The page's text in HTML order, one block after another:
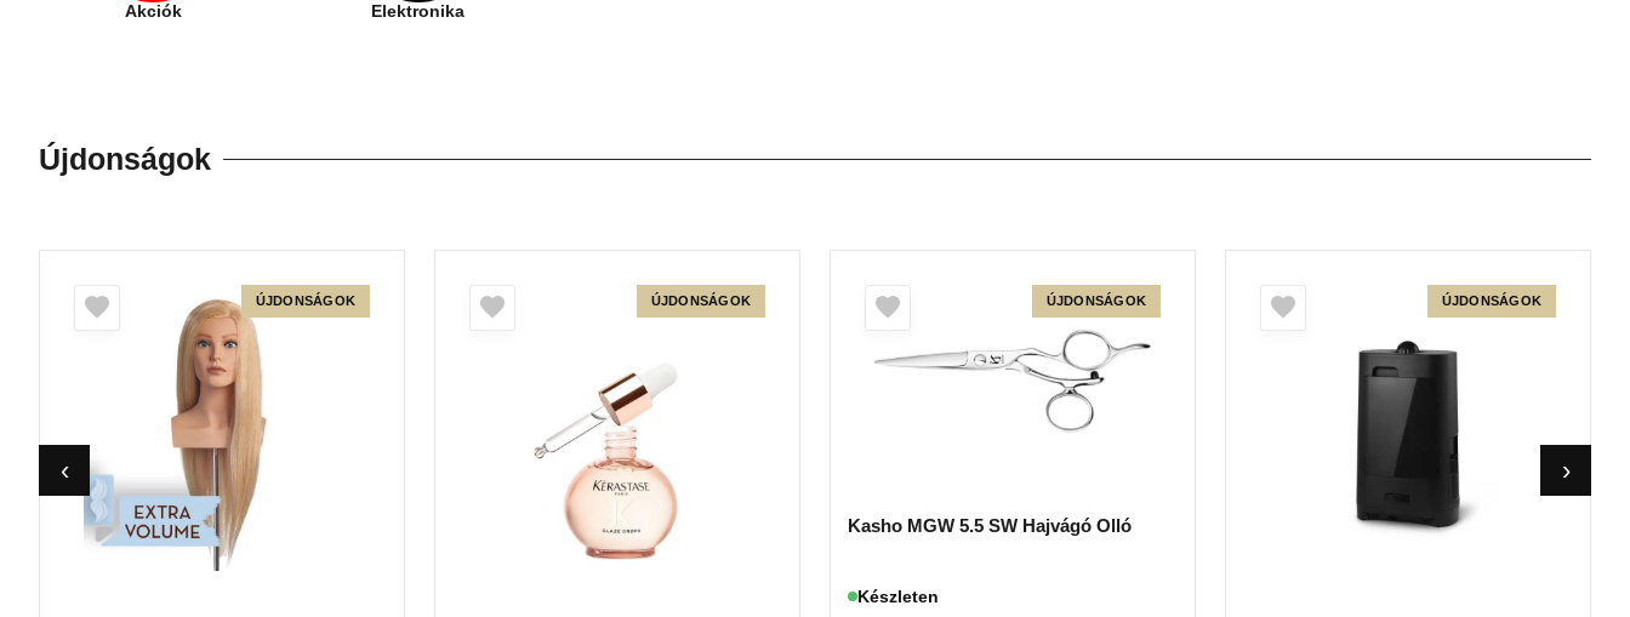
Akciók Elektronika
Újdonságok
ÚJDONSÁGOK ÚJDONSÁGOK ÚJDONSÁGOK
Kasho MGW 5.5 SW Hajvágó Olló
Készleten
ÚJDONSÁGOK